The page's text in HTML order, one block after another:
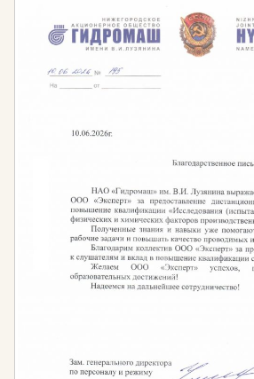
Обучение в Образовательном
это наиболее эффективный
необходимым объёмом знаний
также получить документ
успешной профессиональной
области проектирования
Проходить плановые и
надзорных органов
Поддерживать актуальность и
профессиональных знаний и
национальный реестр